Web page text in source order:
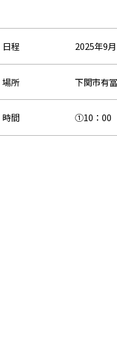
日程 2025年9
場所 下関市有
時間 ①10：